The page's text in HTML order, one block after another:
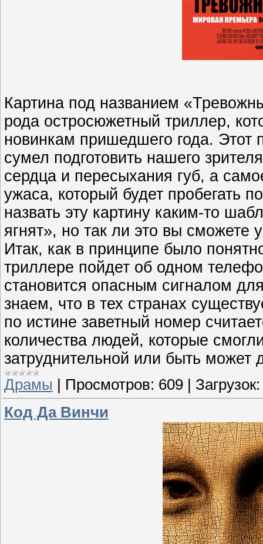
Картина под названием
рода остросюжетный триллер,
новинкам пришедшего года. Этот
сумел подготовить нашего
сердца и пересыхания губ, а
ужаса, который будет пробегать
назвать эту картину каким-то
ягнят», но так ли это вы сможете
Итак, как в принципе было
триллере пойдет об одном
становится опасным сигналом
знаем, что в тех странах
по истине заветный номер
количества людей, которые
затруднительной или быть
Драмы | Просмотров: 609 | Загрузок:
Код Да Винчи